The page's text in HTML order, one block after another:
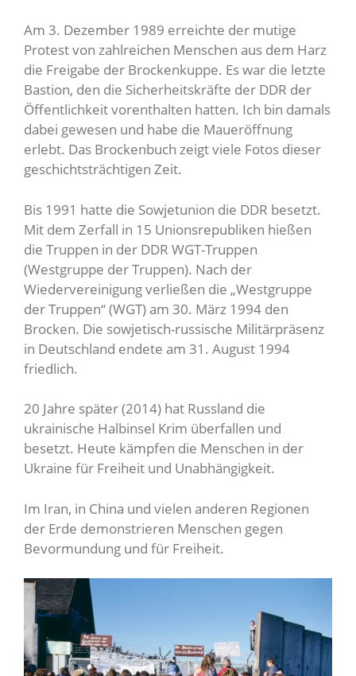
Am 3. Dezember 1989 erreichte der mutige
Protest von zahlreichen Menschen aus dem Harz
die Freigabe der Brockenkuppe. Es war die letzte
Bastion, den die Sicherheitskräfte der DDR der
Öffentlichkeit vorenthalten hatten. Ich bin damals
dabei gewesen und habe die Maueröffnung
erlebt. Das Brockenbuch zeigt viele Fotos dieser
geschichtsträchtigen Zeit.
Bis 1991 hatte die Sowjetunion die DDR besetzt.
Mit dem Zerfall in 15 Unionsrepubliken hießen
die Truppen in der DDR WGT-Truppen
(Westgruppe der Truppen). Nach der
Wiedervereinigung verließen die „Westgruppe
der Truppen“ (WGT) am 30. März 1994 den
Brocken. Die sowjetisch-russische Militärpräsenz
in Deutschland endete am 31. August 1994
friedlich.
20 Jahre später (2014) hat Russland die
ukrainische Halbinsel Krim überfallen und
besetzt. Heute kämpfen die Menschen in der
Ukraine für Freiheit und Unabhängigkeit.
Im Iran, in China und vielen anderen Regionen
der Erde demonstrieren Menschen gegen
Bevormundung und für Freiheit.